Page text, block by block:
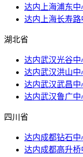
达内上海浦东中
达内上海长寿路
湖北省
达内武汉光谷中
达内武汉洪山​
达内武汉武昌中
达内武汉鲁广中
四川省
达内成都钻石中
达内成都高升桥